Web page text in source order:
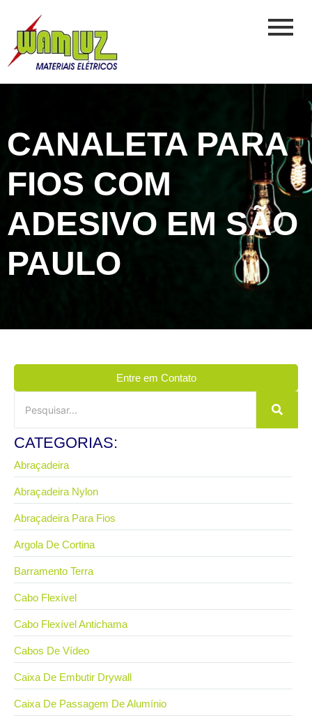
CANALETA PARA
FIOS COM
ADESIVO EM SÃO
PAULO
Entre em Contato
CATEGORIAS:
Abraçadeira
Abraçadeira Nylon
Abraçadeira Para Fios
Argola De Cortina
Barramento Terra
Cabo Flexível
Cabo Flexível Antichama
Cabos De Vídeo
Caixa De Embutir Drywall
Caixa De Passagem De Alumínio